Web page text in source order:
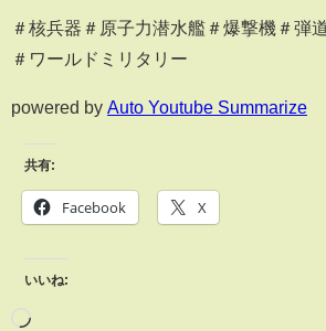
＃核兵器＃原子力潜水艦＃爆撃機＃弾
＃ワールドミリタリー
powered by Auto Youtube Summarize
共有:
Facebook X
いいね: